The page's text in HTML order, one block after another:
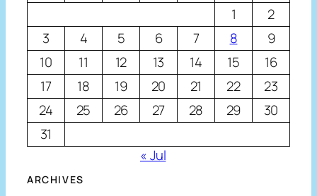
1
2
3
4 5 6 7 8
9
10
11 12 13 14 15
16
17
18 19 20 21 22
23
24
25 26 27 28 29
30
31
« Jul
ARCHIVES